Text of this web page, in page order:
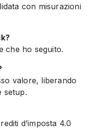
con misurazioni
che ho seguito.
valore, liberando
setup.
d’imposta 4.0